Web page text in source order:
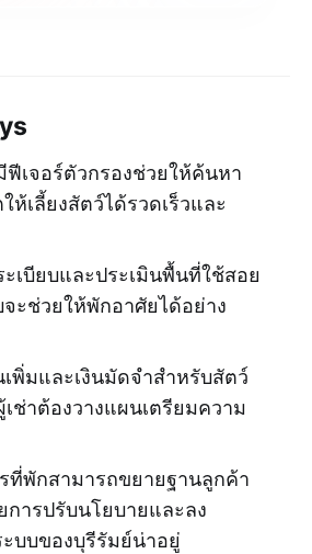
เจอร์ตัวกรองช่วยให้ค้นหา
เลี้ยงสัตว์ได้รวดเร็วและ
เบียบและประเมินพื้นที่ใช้สอย
ะช่วยให้พักอาศัยได้อย่าง
พิ่มและเงินมัดจำสำหรับสัตว์
เช่าต้องวางแผนเตรียมความ
ที่พักสามารถขยายฐานลูกค้า
ารปรับนโยบายและลง
บบของบุรีรัมย์น่าอยู่